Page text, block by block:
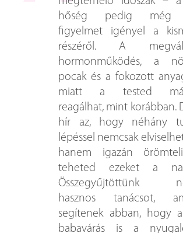
hőség pedig még
figyelmet igényel a
részéről. A
hormonműködés, a
pocak és a fokozott
miatt a tested
reagálhat, mint korábban.
hír az, hogy néhány
lépéssel nemcsak
hanem igazán
teheted ezeket a
Összegyűjtöttünk
hasznos tanácsot,
segítenek abban, hogy
babavárás is a